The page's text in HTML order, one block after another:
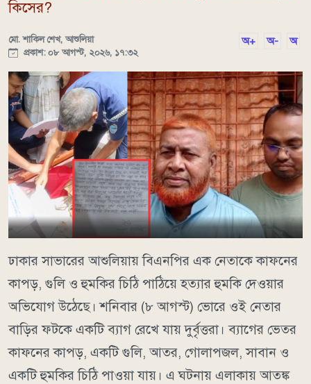
কিসের?
মো. শাকিল শেখ, আশুলিয়া
প্রকাশ: ০৮ আগস্ট, ২০২৬, ১৭:৩২
অ+ অ- অ
ঢাকার সাভারের আশুলিয়ায় বিএনপির এক নেতাকে কাফনের
কাপড়, গুলি ও হুমকির চিঠি পাঠিয়ে হত্যার হুমকি দেওয়ার
অভিযোগ উঠেছে। শনিবার (৮ আগস্ট) ভোরে ওই নেতার
বাড়ির ফটকে একটি ব্যাগ রেখে যায় দুর্বৃত্তরা। ব্যাগের ভেতর
কাফনের কাপড়, একটি গুলি, আতর, গোলাপজল, সাবান ও
একটি হুমকির চিঠি পাওয়া যায়। এ ঘটনায় এলাকায় আতঙ্ক